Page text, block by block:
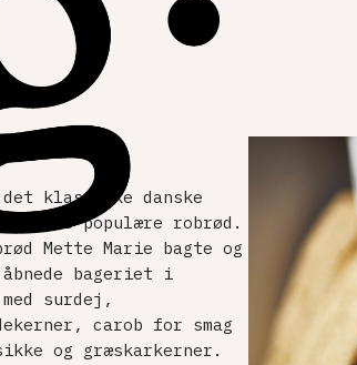
klassiske danske
af de populære robrød.
Mette Marie bagte og
bageriet i
surdej,
carob for smag
og græskarkerner.